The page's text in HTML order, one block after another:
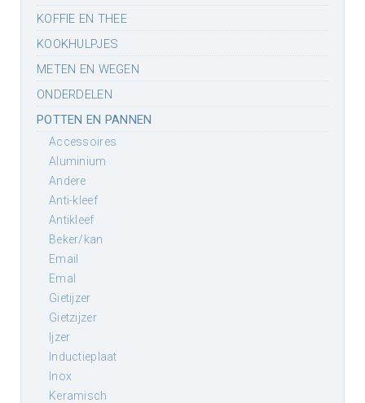
KOFFIE EN THEE
KOOKHULPJES
METEN EN WEGEN
ONDERDELEN
POTTEN EN PANNEN
accessoires
aluminium
andere
anti-kleef
antikleef
beker/kan
email
emal
gietijzer
gietzijzer
ijzer
inductieplaat
inox
keramisch